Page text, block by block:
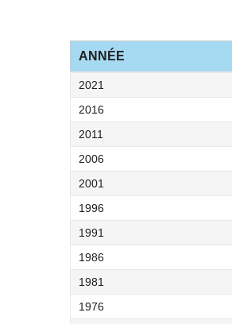
ANNÉE
2021
2016
2011
2006
2001
1996
1991
1986
1981
1976